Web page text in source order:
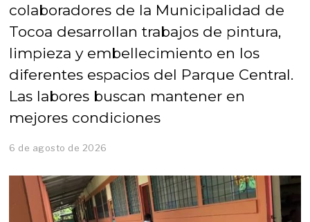
colaboradores de la Municipalidad de
Tocoa desarrollan trabajos de pintura,
limpieza y embellecimiento en los
diferentes espacios del Parque Central.
Las labores buscan mantener en
mejores condiciones
6 de agosto de 2026